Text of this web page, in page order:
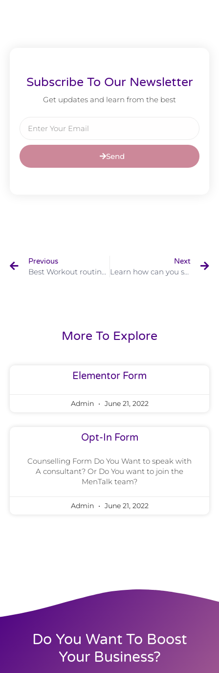
Subscribe To Our Newsletter
Get updates and learn from the best
Send
Previous
Best Workout routine for a busy lifestyle
Next
Learn how can you save the ocean
More To Explore
Elementor Form
Admin June 21, 2022
Opt-In Form
Counselling Form Do You Want to speak with
A consultant? Or Do You want to join the
MenTalk team?
Admin June 21, 2022
Do You Want To Boost
Your Business?